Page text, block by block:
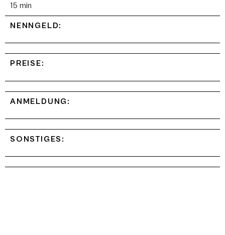
15 min
NENNGELD:
PREISE:
ANMELDUNG:
SONSTIGES: